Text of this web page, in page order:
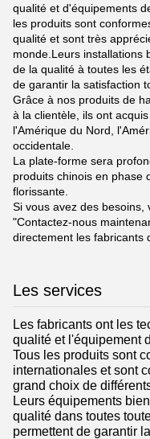
qualité et d'équipements
les produits sont
qualité et sont très
monde.Leurs installations
de la qualité à toutes les
de garantir la satisfaction
Grâce à nos produits de
à la clientèle, ils ont
l'Amérique du Nord,
occidentale.
La plate-forme sera
produits chinois en phase
florissante.
Si vous avez des besoins,
"Contactez-nous
directement les fabricants
Les services
Les fabricants ont les
qualité et l'équipement
Tous les produits sont
internationales et sont
grand choix de
Leurs équipements
qualité dans toutes
permettent de garantir